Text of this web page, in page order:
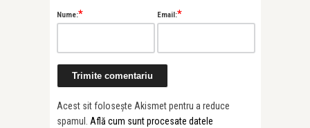
Nume:* Email:*
Acest sit folosește Akismet pentru a reduce
spamul. Află cum sunt procesate datele